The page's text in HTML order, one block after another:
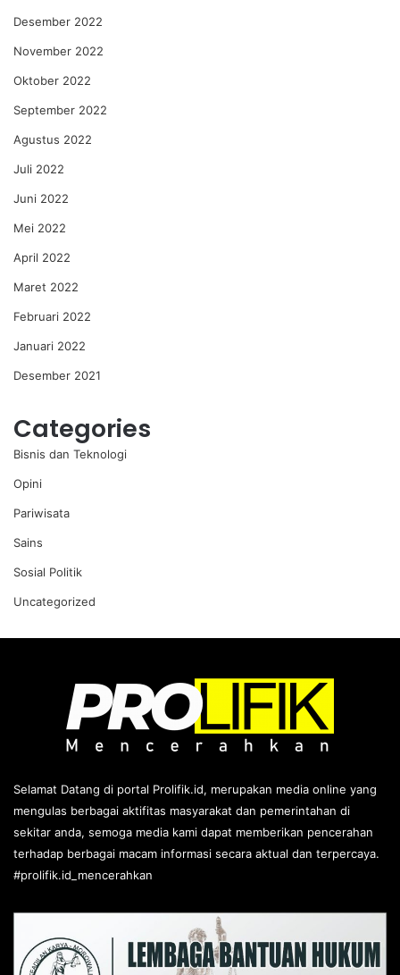
Desember 2022
November 2022
Oktober 2022
September 2022
Agustus 2022
Juli 2022
Juni 2022
Mei 2022
April 2022
Maret 2022
Februari 2022
Januari 2022
Desember 2021
Categories
Bisnis dan Teknologi
Opini
Pariwisata
Sains
Sosial Politik
Uncategorized
Selamat Datang di portal Prolifik.id, merupakan media online yang
mengulas berbagai aktifitas masyarakat dan pemerintahan di
sekitar anda, semoga media kami dapat memberikan pencerahan
terhadap berbagai macam informasi secara aktual dan terpercaya.
#prolifik.id_mencerahkan